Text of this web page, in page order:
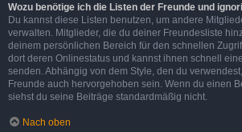
Wozu benötige ich die Listen der Freunde und
Du kannst diese Listen benutzen, um andere
verwalten. Mitglieder, die du deiner Freundesliste
deinem persönlichen Bereich für den schnellen
dort deren Onlinestatus und kannst ihnen schnell
senden. Abhängig von dem Style, den du
Freunde auch hervorgehoben sein. Wenn du einen
siehst du seine Beiträge standardmäßig nicht.
Nach oben